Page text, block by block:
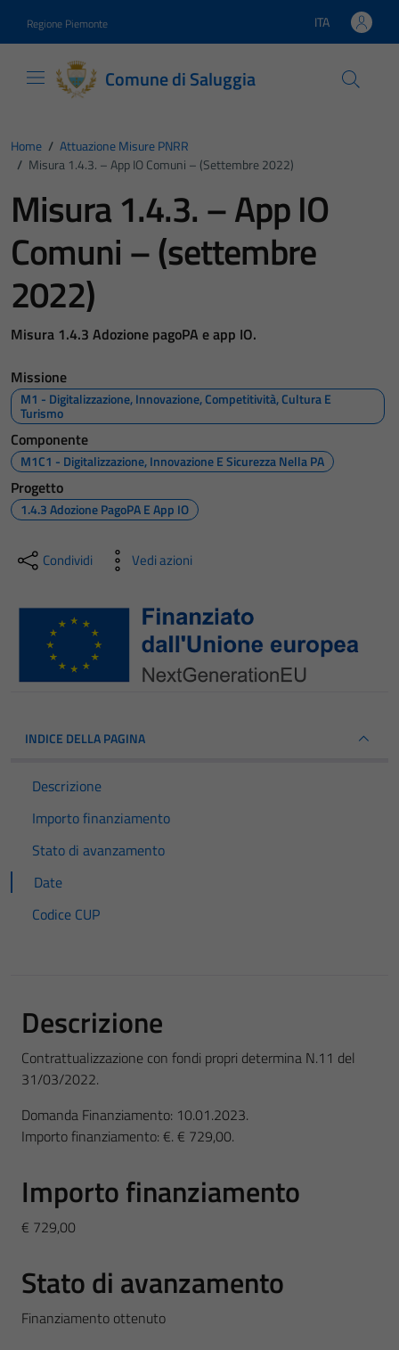
Regione Piemonte Lingua attiva:
ITA
Comune di Saluggia
Home / Attuazione Misure PNRR
/ Misura 1.4.3. – App IO Comuni – (settembre 2022)
Misura 1.4.3. – App IO
Comuni – (settembre
2022)
Misura 1.4.3 Adozione pagoPA e app IO.
Missione
M1 - Digitalizzazione, Innovazione, Competitività, Cultura E
Turismo
Componente
M1C1 - Digitalizzazione, Innovazione E Sicurezza Nella PA
Progetto
1.4.3 Adozione PagoPA E App IO
Condividi Vedi azioni
INDICE DELLA PAGINA
Descrizione
Importo finanziamento
Stato di avanzamento
Date
Codice CUP
Descrizione
Contrattualizzazione con fondi propri determina N.11 del
31/03/2022.
Domanda Finanziamento: 10.01.2023.
Importo finanziamento: €. € 729,00.
Importo finanziamento
€ 729,00
Stato di avanzamento
Finanziamento ottenuto